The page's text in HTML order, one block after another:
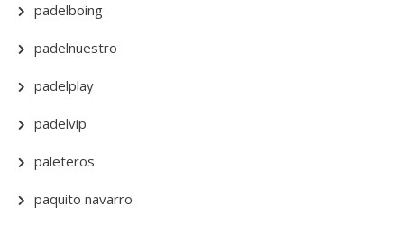
padelboing
padelnuestro
padelplay
padelvip
paleteros
paquito navarro